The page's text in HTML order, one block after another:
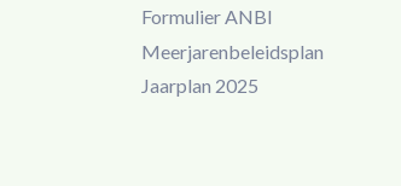
Formulier ANBI
Meerjarenbeleidsplan
Jaarplan 2025